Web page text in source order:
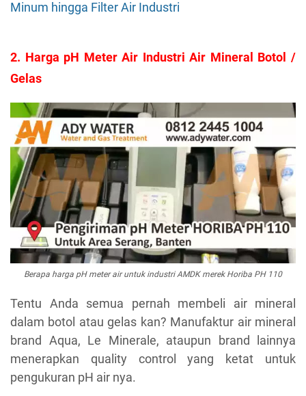
Minum hingga Filter Air Industri
2. Harga pH Meter Air Industri Air Mineral Botol /
Gelas
Berapa harga pH meter air untuk industri AMDK merek Horiba PH 110
Tentu Anda semua pernah membeli air mineral
dalam botol atau gelas kan? Manufaktur air mineral
brand Aqua, Le Minerale, ataupun brand lainnya
menerapkan quality control yang ketat untuk
pengukuran pH air nya.